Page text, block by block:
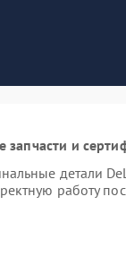
запчасти и
детали
работу